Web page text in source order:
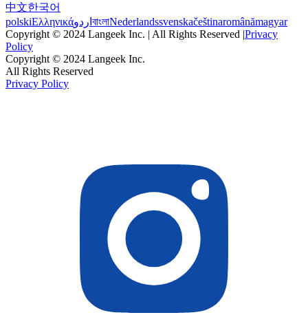
中文한국어
polskiΕλληνικάاردو বাংলাNederlandssvenskačeštinaromânămagyar
Copyright © 2024 Langeek Inc. | All Rights Reserved |Privacy
Policy
Copyright © 2024 Langeek Inc.
All Rights Reserved
Privacy Policy